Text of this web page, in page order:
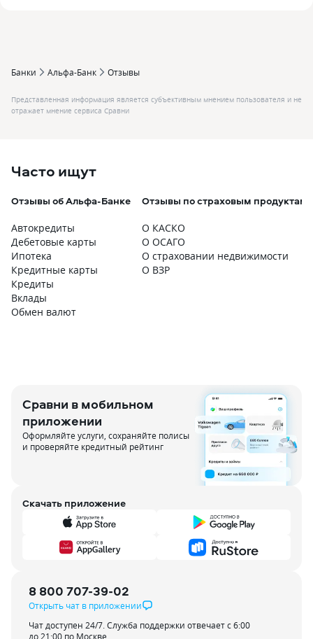
Банки Альфа-Банк Отзывы
Представленная информация является субъективным мнением пользователя и не
отражает мнение сервиса Сравни
Часто ищут
Отзывы об Альфа-Банке
Автокредиты
Дебетовые карты
Ипотека
Кредитные карты
Кредиты
Вклады
Обмен валют
Отзывы по страховым продуктам
О КАСКО
О ОСАГО
О страховании недвижимости
О ВЗР
Сравни в мобильном
приложении
Оформляйте услуги, сохраняйте полисы
и проверяйте кредитный рейтинг
Скачать приложение
8 800 707-39-02
Открыть чат в приложении
Чат доступен 24/7. Служба поддержки отвечает с 6:00
до 21:00 по Москве